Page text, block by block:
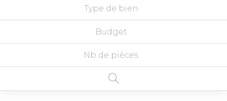
Type de bien
Budget
Nb de pièces